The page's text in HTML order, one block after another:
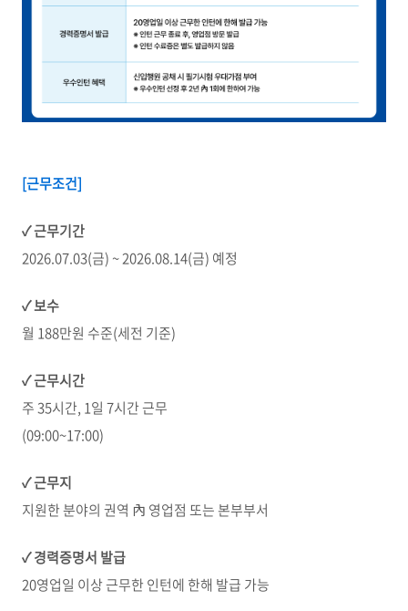
[근무조건]
✓근무기간
2026.07.03(금) ~ 2026.08.14(금) 예정
✓보수
월 188만원 수준(세전 기준)
✓근무시간
주 35시간, 1일 7시간 근무
(09:00~17:00)
✓근무지
지원한 분야의 권역 內 영업점 또는 본부부서
✓경력증명서 발급
20영업일 이상 근무한 인턴에 한해 발급 가능